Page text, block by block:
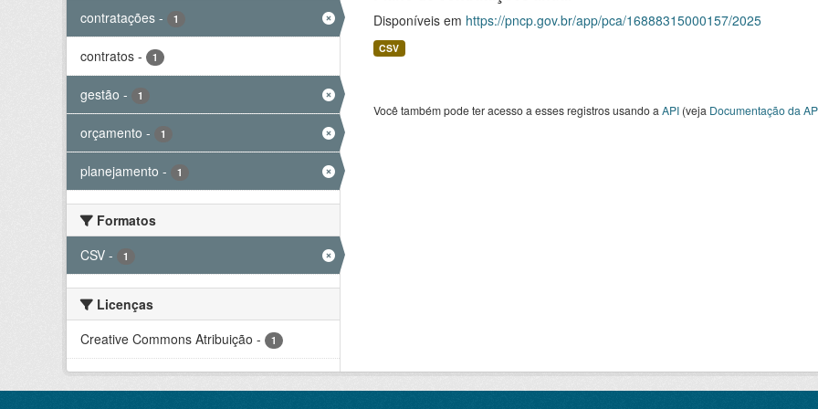
contratações - 1
contratos - 1
gestão - 1
orçamento - 1
planejamento - 1
Formatos
CSV - 1
Licenças
Creative Commons Atribuição - 1
Disponíveis em https://pncp.gov.br/app/pca/16888315000157/2025
CSV
Você também pode ter acesso a esses registros usando a API(veja Documentação da